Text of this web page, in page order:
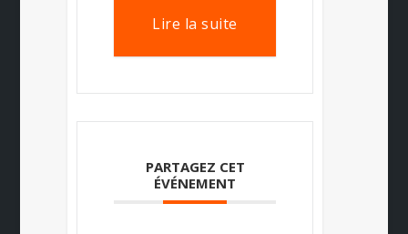
Lire la suite
PARTAGEZ CET
ÉVÉNEMENT